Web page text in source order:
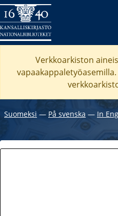
Verkkoarkiston
Suomeksi ― På svenska ― In